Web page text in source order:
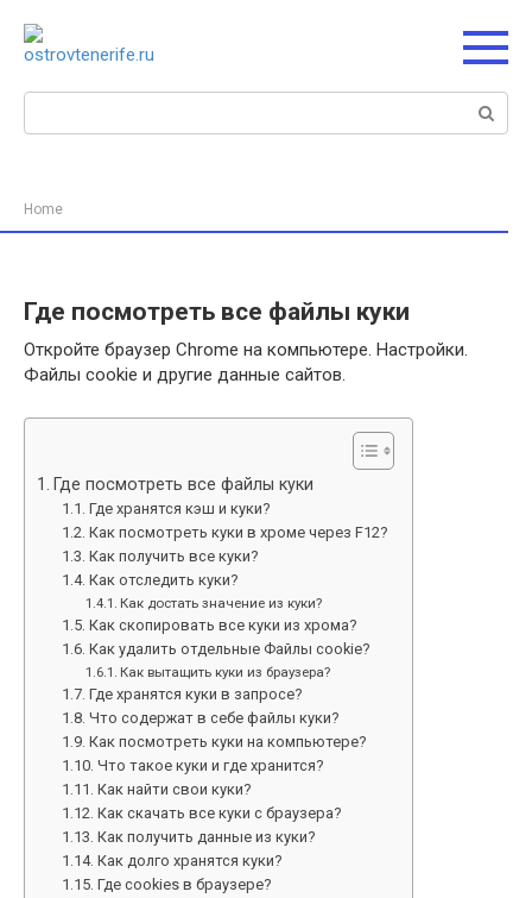
контенту
Поиск:
Home
Где посмотреть все файлы куки
Откройте браузер Chrome на компьютере. Настройки.
Файлы cookie и другие данные сайтов.
Где посмотреть все файлы куки
Где хранятся кэш и куки?
Как посмотреть куки в хроме через F12?
Как получить все куки?
Как отследить куки?
Как достать значение из куки?
Как скопировать все куки из хрома?
Как удалить отдельные Файлы cookie?
Как вытащить куки из браузера?
Где хранятся куки в запросе?
Что содержат в себе файлы куки?
Как посмотреть куки на компьютере?
Что такое куки и где хранится?
Как найти свои куки?
Как скачать все куки с браузера?
Как получить данные из куки?
Как долго хранятся куки?
Где cookies в браузере?